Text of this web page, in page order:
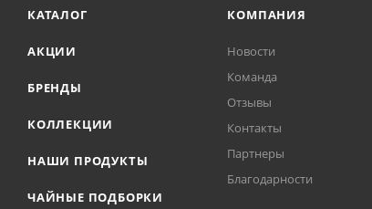
КАТАЛОГ
АКЦИИ
БРЕНДЫ
КОЛЛЕКЦИИ
НАШИ ПРОДУКТЫ
ЧАЙНЫЕ ПОДБОРКИ
КОМПАНИЯ
Новости
Команда
Отзывы
Контакты
Партнеры
Благодарности